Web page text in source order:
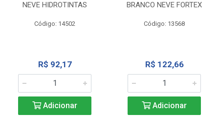
NEVE HIDROTINTAS
Código: 14502
R$ 92,17
Adicionar
BRANCO NEVE FORTEX
Código: 13568
R$ 122,66
Adicionar